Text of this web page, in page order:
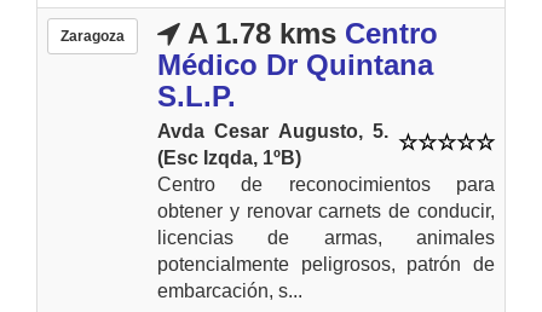
Zaragoza A 1.78 kms Centro
Médico Dr Quintana
S.L.P.
Avda Cesar Augusto, 5.
(Esc Izqda, 1ºB)
Centro de reconocimientos para
obtener y renovar carnets de conducir,
licencias de armas, animales
potencialmente peligrosos, patrón de
embarcación, s...